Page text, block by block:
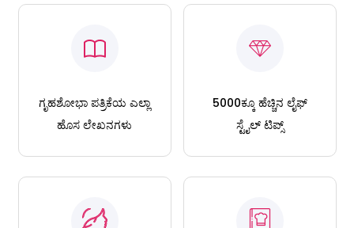
ಗೃಹಶೋಭಾ ಪತ್ರಿಕೆಯ ಎಲ್ಲಾ
ಹೊಸ ಲೇಖನಗಳು
5000ಕ್ಕೂ ಹೆಚ್ಚಿನ ಲೈಫ್
ಸ್ಟೈಲ್ ಟಿಪ್ಸ್